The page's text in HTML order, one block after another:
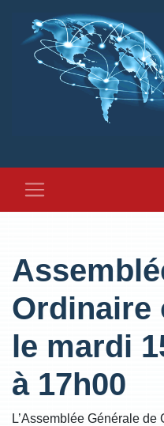
Ordinaire
le mardi
à 17h00
L’Assemblée Générale